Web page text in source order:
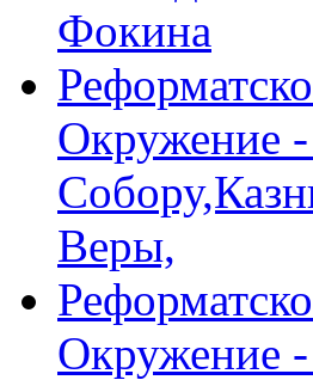
Фокина
Окружение
Веры,
Окружение